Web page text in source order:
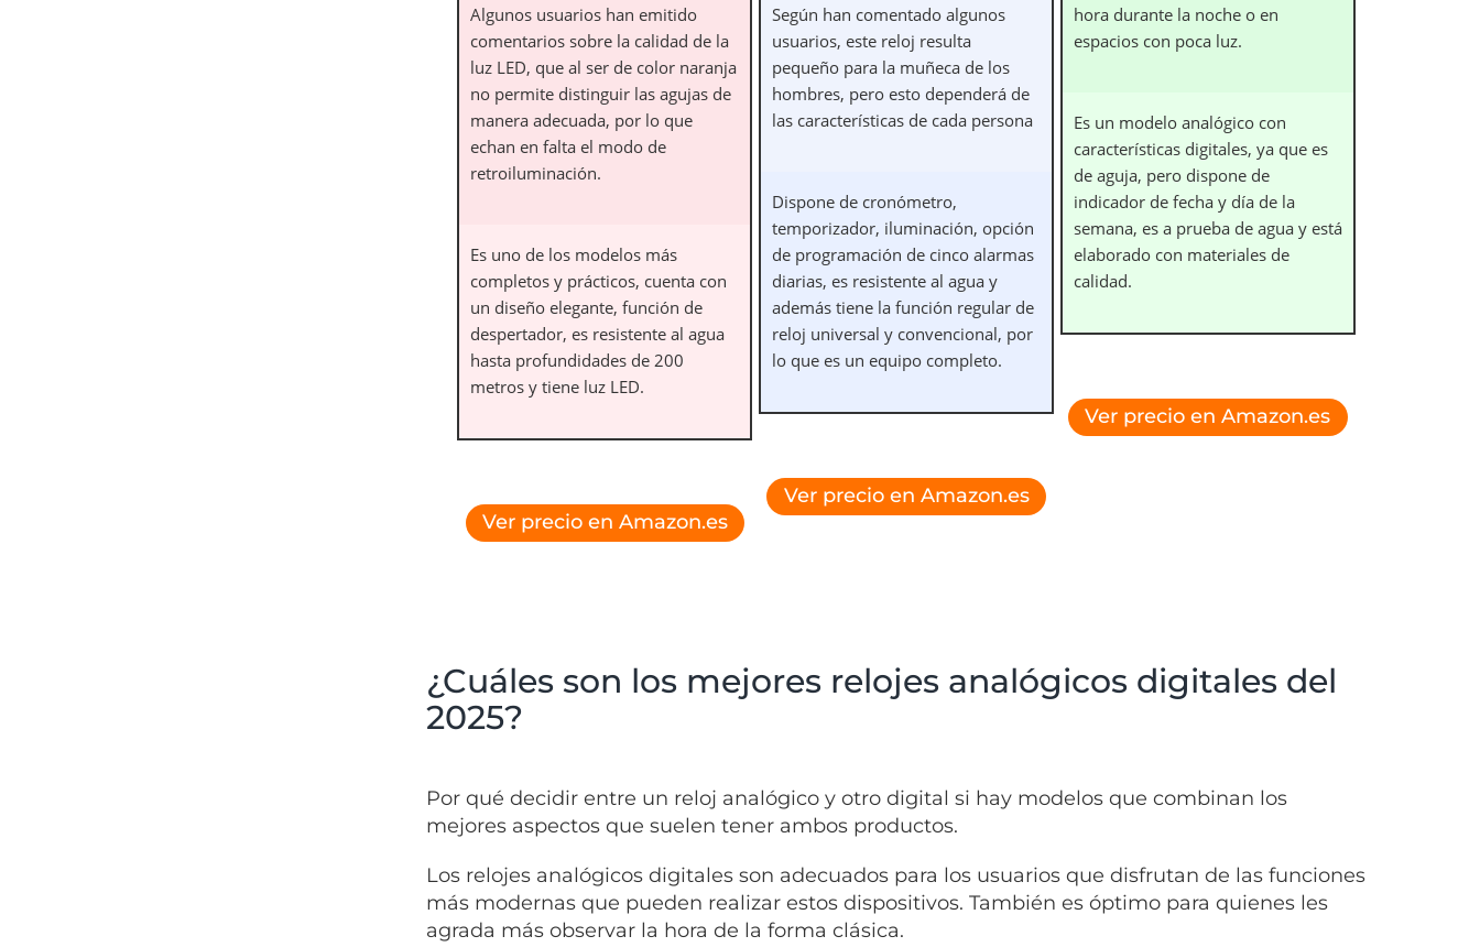
Algunos usuarios han emitido
comentarios sobre la calidad de la
luz LED, que al ser de color naranja
no permite distinguir las agujas de
manera adecuada, por lo que
echan en falta el modo de
retroiluminación.
Es uno de los modelos más
completos y prácticos, cuenta con
un diseño elegante, función de
despertador, es resistente al agua
hasta profundidades de 200
metros y tiene luz LED.
Ver precio en Amazon.es
Según han comentado algunos
usuarios, este reloj resulta
pequeño para la muñeca de los
hombres, pero esto dependerá de
las características de cada persona
Dispone de cronómetro,
temporizador, iluminación, opción
de programación de cinco alarmas
diarias, es resistente al agua y
además tiene la función regular de
reloj universal y convencional, por
lo que es un equipo completo.
Ver precio en Amazon.es
hora durante la noche o en
espacios con poca luz.
Es un modelo analógico con
características digitales, ya que es
de aguja, pero dispone de
indicador de fecha y día de la
semana, es a prueba de agua y está
elaborado con materiales de
calidad.
Ver precio en Amazon.es
¿Cuáles son los mejores relojes analógicos digitales del
2025?
Por qué decidir entre un reloj analógico y otro digital si hay modelos que combinan los
mejores aspectos que suelen tener ambos productos.
Los relojes analógicos digitales son adecuados para los usuarios que disfrutan de las funciones
más modernas que pueden realizar estos dispositivos. También es óptimo para quienes les
agrada más observar la hora de la forma clásica.